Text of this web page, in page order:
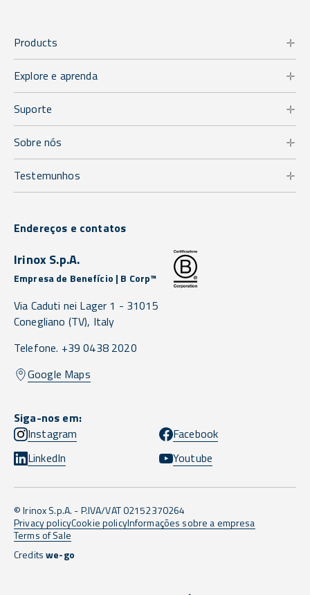
Products
Explore e aprenda
Suporte
Sobre nós
Testemunhos
Endereços e contatos
Irinox S.p.A.
Empresa de Benefício | B Corp™
Via Caduti nei Lager 1 - 31015
Conegliano (TV), Italy
Telefone. +39 0438 2020
Google Maps
Siga-nos em:
Instagram
Facebook
LinkedIn
Youtube
© Irinox S.p.A. - P.IVA/VAT 02152370264
Privacy policyCookie policyInformações sobre a empresa
Terms of Sale
Creditswe-go